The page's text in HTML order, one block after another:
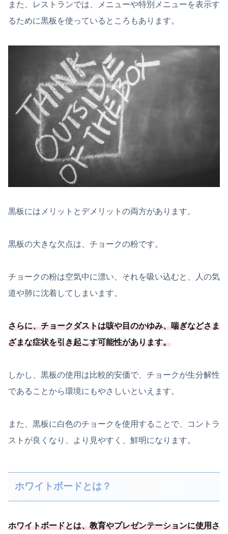
また、レストランでは、メニューや特別メニューを表示す
るために黒板を使っているところもあります。
黒板にはメリットとデメリットの両方があります。
黒板の大きな欠点は、チョークの粉です。
チョークの粉は空気中に漂い、それを吸い込むと、人の気
道や肺に沈着してしまいます。
さらに、チョークダストは咳や目のかゆみ、喘ぎなどさま
ざまな症状を引き起こす可能性があります。
しかし、黒板の使用は比較的安価で、チョークが生分解性
であることから環境にもやさしいといえます。
また、黒板に白色のチョークを使用することで、コントラ
ストが良くなり、より見やすく、鮮明になります。
ホワイトボードとは？
ホワイトボードとは、教育やプレゼンテーションに使用さ